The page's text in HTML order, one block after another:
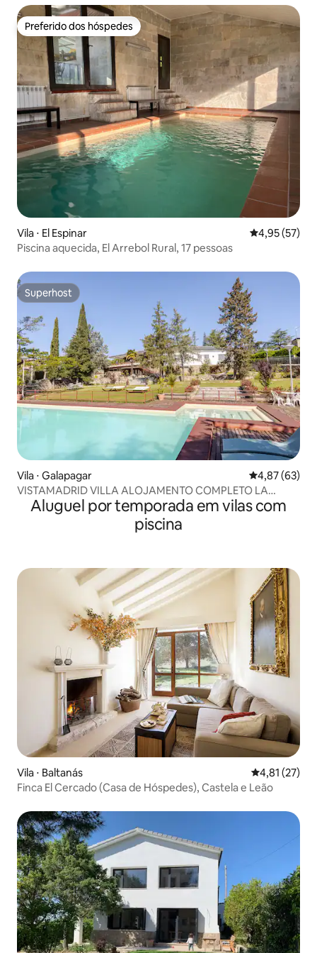
Preferido dos hóspedes
Preferido dos hóspedes
Vila ⋅ El Espinar 4,95 de uma
4,95 (57)
Piscina aquecida, El Arrebol Rural, 17 pessoas
Superhost
Superhost
Vila ⋅ Galapagar 4,87 de uma
4,87 (63)
VISTAMADRID VILLA ALOJAMENTO COMPLETO LA
NAVATA
Aluguel por temporada em vilas com
piscina
Vila ⋅ Baltanás 4,81 de uma
4,81 (27)
Finca El Cercado (Casa de Hóspedes), Castela e Leão